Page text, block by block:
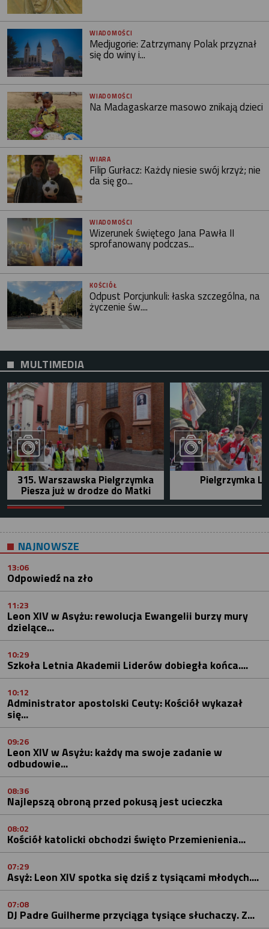
WIADOMOŚCI
Medjugorie: Zatrzymany Polak przyznał
się do winy i...
WIADOMOŚCI
Na Madagaskarze masowo znikają dzieci
WIARA
Filip Gurłacz: Każdy niesie swój krzyż; nie
da się go...
WIADOMOŚCI
Wizerunek świętego Jana Pawła II
sprofanowany podczas...
KOŚCIÓŁ
Odpust Porcjunkuli: łaska szczególna, na
życzenie św....
MULTIMEDIA
315. Warszawska Pielgrzymka
Piesza już w drodze do Matki
Pielgrzymka
NAJNOWSZE
13:06
Odpowiedź na zło
11:23
Leon XIV w Asyżu: rewolucja Ewangelii burzy mury
dzielące...
10:29
Szkoła Letnia Akademii Liderów dobiegła końca....
10:12
Administrator apostolski Ceuty: Kościół wykazał
się...
09:26
Leon XIV w Asyżu: każdy ma swoje zadanie w
odbudowie...
08:36
Najlepszą obroną przed pokusą jest ucieczka
08:02
Kościół katolicki obchodzi święto Przemienienia...
07:29
Asyż: Leon XIV spotka się dziś z tysiącami młodych....
07:08
DJ Padre Guilherme przyciąga tysiące słuchaczy. Z...